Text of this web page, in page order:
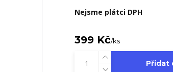
Nejsme plátci DPH
399 Kč/ks
Přidat